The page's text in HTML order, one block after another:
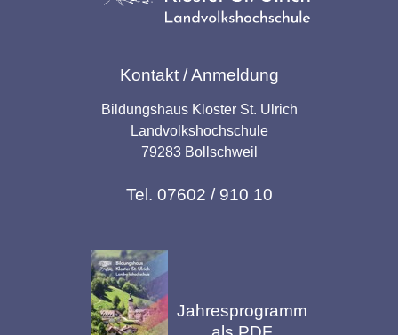
Kontakt / Anmeldung
Bildungshaus Kloster St. Ulrich
Landvolkshochschule
79283 Bollschweil
Tel. 07602 / 910 10
Jahresprogramm